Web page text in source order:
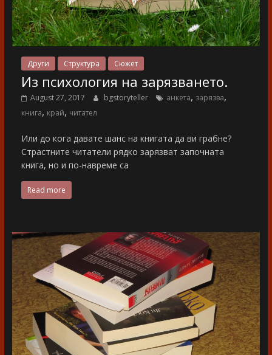
Други Структура Сюжет
Из психология на зарязването.
August 27, 2017 bgstoryteller анкета, зарязва,
книга, край, читател
Или до кога давате шанс на книгата да ви грабне?
Страстните читатели рядко зарязват започната
книга, но и по-навреме са
Read more